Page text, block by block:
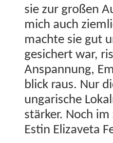
sie zur großen
mich auch
machte sie gut
gesichert war,
Anspan­nung,
blick raus. Nur
ungarische
stärk­er. Noch
Estin Eliza­ve­ta